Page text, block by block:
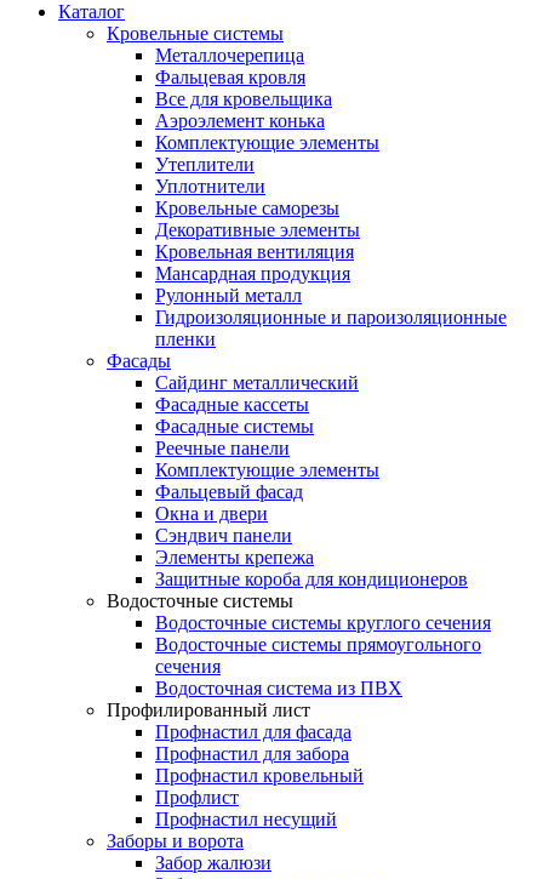
Каталог
Кровельные системы
Металлочерепица
Фальцевая кровля
Все для кровельщика
Аэроэлемент конька
Комплектующие элементы
Утеплители
Уплотнители
Кровельные саморезы
Декоративные элементы
Кровельная вентиляция
Мансардная продукция
Рулонный металл
Гидроизоляционные и пароизоляционные
пленки
Фасады
Сайдинг металлический
Фасадные кассеты
Фасадные системы
Реечные панели
Комплектующие элементы
Фальцевый фасад
Окна и двери
Сэндвич панели
Элементы крепежа
Защитные короба для кондиционеров
Водосточные системы
Водосточные системы круглого сечения
Водосточные системы прямоугольного
сечения
Водосточная система из ПВХ
Профилированный лист
Профнастил для фасада
Профнастил для забора
Профнастил кровельный
Профлист
Профнастил несущий
Заборы и ворота
Забор жалюзи